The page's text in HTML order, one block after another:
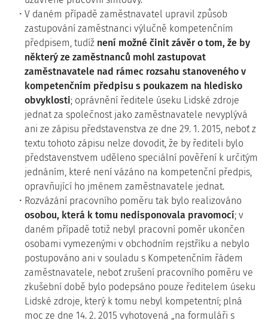
V daném případě zaměstnavatel upravil způsob
zastupování zaměstnanci výlučně kompetenčním
předpisem, tudíž není možné činit závěr o tom, že by
některý ze zaměstnanců mohl zastupovat
zaměstnavatele nad rámec rozsahu stanoveného v
kompetenčním předpisu s poukazem na hledisko
obvyklosti; oprávnění ředitele úseku Lidské zdroje
jednat za společnost jako zaměstnavatele nevyplývá
ani ze zápisu představenstva ze dne 29. 1. 2015, neboť z
textu tohoto zápisu nelze dovodit, že by řediteli bylo
představenstvem uděleno speciální pověření k určitým
jednáním, které není vázáno na kompetenční předpis,
opravňující ho jménem zaměstnavatele jednat.
Rozvázání pracovního poměru tak bylo realizováno
osobou, která k tomu nedisponovala pravomocí; v
daném případě totiž nebyl pracovní poměr ukončen
osobami vymezenými v obchodním rejstříku a nebylo
postupováno ani v souladu s Kompetenčním řádem
zaměstnavatele, neboť zrušení pracovního poměru ve
zkušební době bylo podepsáno pouze ředitelem úseku
Lidské zdroje, který k tomu nebyl kompetentní; plná
moc ze dne 14. 2. 2015 vyhotovená „na formuláři s